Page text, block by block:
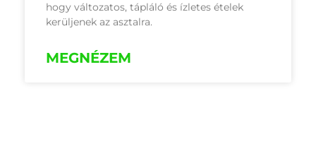
hogy változatos, tápláló és ízletes ételek
kerüljenek az asztalra.
MEGNÉZEM